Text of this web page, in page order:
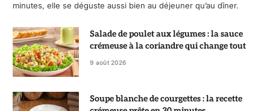
minutes, elle se déguste aussi bien au déjeuner qu’au dîner.
Salade de poulet aux légumes : la sauce
crémeuse à la coriandre qui change tout
9 août 2026
Soupe blanche de courgettes : la recette